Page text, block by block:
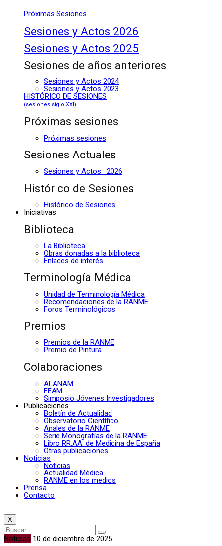
Próximas Sesiones
Sesiones y Actos 2026
Sesiones y Actos 2025
Sesiones de años anteriores
Sesiones y Actos 2024
Sesiones y Actos 2023
HISTÓRICO DE SESIONES
(sesiones siglo XXI)
Próximas sesiones
Próximas sesiones
Sesiones Actuales
Sesiones y Actos · 2026
Histórico de Sesiones
Histórico de Sesiones
Iniciativas
Biblioteca
La Biblioteca
Obras donadas a la biblioteca
Enlaces de interés
Terminología Médica
Unidad de Terminología Médica
Recomendaciones de la RANME
Foros Terminológicos
Premios
Premios de la RANME
Premio de Pintura
Colaboraciones
ALANAM
FEAM
Simposio Jóvenes Investigadores
Publicaciones
Boletín de Actualidad
Observatorio Científico
Anales de la RANME
Serie Monografías de la RANME
Libro RR.AA. de Medicina de España
Otras publicaciones
Noticias
Noticias
Actualidad Médica
RANME en los medios
Prensa
Contacto
X
Noticias 10 de diciembre de 2025